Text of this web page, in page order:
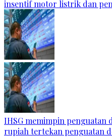
insentif motor listrik dan
IHSG memimpin penguatan
rupiah tertekan penguatan